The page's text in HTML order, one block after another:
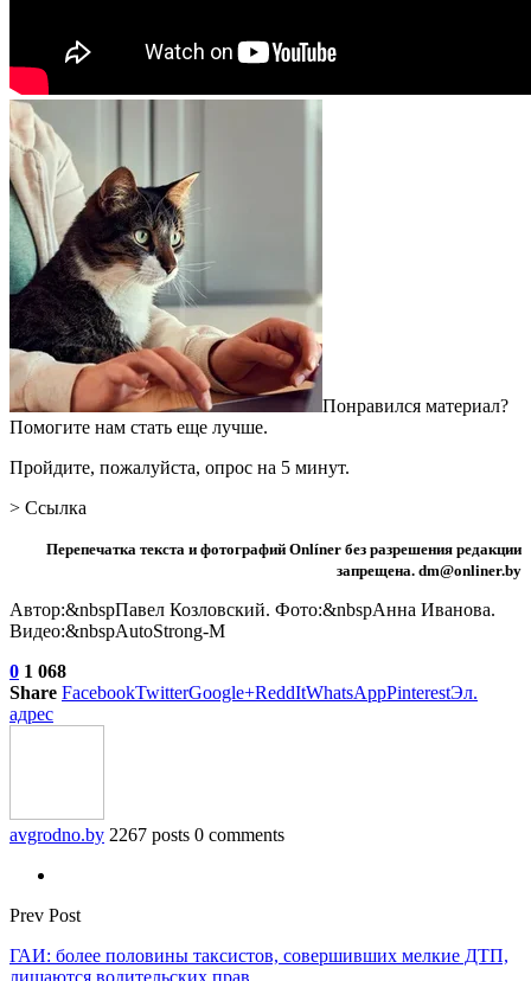
Понравился материал?
Помогите нам стать еще лучше.
Пройдите, пожалуйста, опрос на 5 минут.
> Ссылка
Перепечатка текста и фотографий Onlíner без разрешения редакции
запрещена. dm@onliner.by
Автор:&nbspПавел Козловский. Фото:&nbspАнна Иванова.
Видео:&nbspAutoStrong-M
0 1 068
Share FacebookTwitterGoogle+ReddItWhatsAppPinterestЭл.
адрес
avgrodno.by 2267 posts 0 comments
Prev Post
ГАИ: более половины таксистов, совершивших мелкие ДТП,
лишаются водительских прав